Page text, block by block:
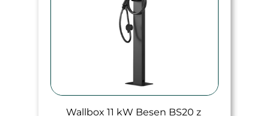
Wallbox 11 kW Besen BS20 z